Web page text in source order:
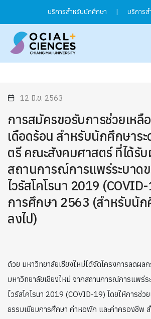
บริการสำหรับนักศึกษา | บริการส
12 มิ.ย. 2563
การสมัครขอรับการช่วยเหลื
เดือดร้อน สำหรับนักศึกษา
ตรี คณะสังคมศาสตร์ ที่ได้รั
สถานการณ์การแพร่ระบาดข
ไวรัสโคโรนา 2019
การศึกษา 2563 (สำหรับนั
ลงไป)
ด้วย มหาวิทยาลัยเชียงใหม่ได้จัดโครงการลดผล
มหาวิทยาลัยเชียงใหม่ จากสถานการณ์การแพร่ร
ไวรัสโคโรนา 2019 (COVID-19) โดยให้การช่ว
ธรรมเนียมการศึกษา ค่าหอพัก และค่าครองชีพ